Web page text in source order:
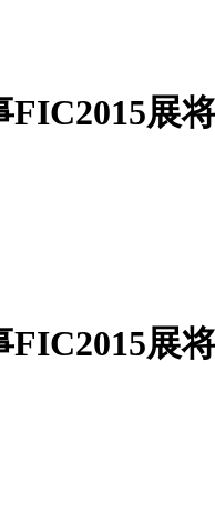
展
展